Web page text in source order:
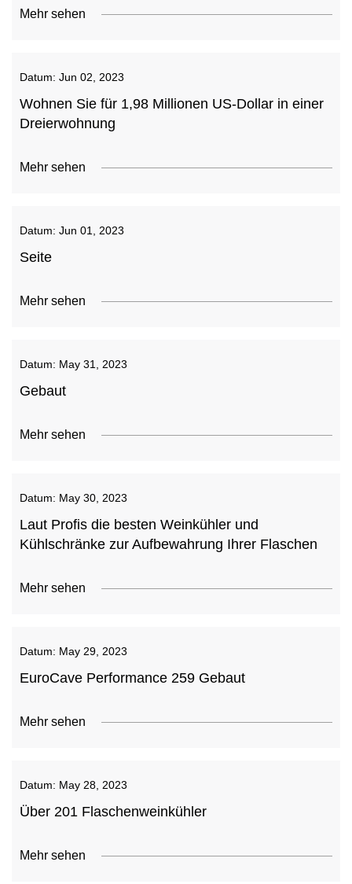
Mehr sehen
Datum: Jun 02, 2023
Wohnen Sie für 1,98 Millionen US-Dollar in einer
Dreierwohnung
Mehr sehen
Datum: Jun 01, 2023
Seite
Mehr sehen
Datum: May 31, 2023
Gebaut
Mehr sehen
Datum: May 30, 2023
Laut Profis die besten Weinkühler und
Kühlschränke zur Aufbewahrung Ihrer Flaschen
Mehr sehen
Datum: May 29, 2023
EuroCave Performance 259 Gebaut
Mehr sehen
Datum: May 28, 2023
Über 201 Flaschenweinkühler
Mehr sehen